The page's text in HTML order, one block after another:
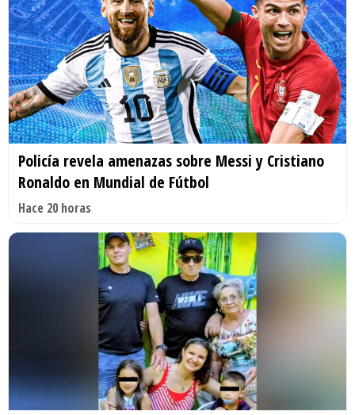
Policía revela amenazas sobre Messi y Cristiano
Ronaldo en Mundial de Fútbol
Hace 20 horas